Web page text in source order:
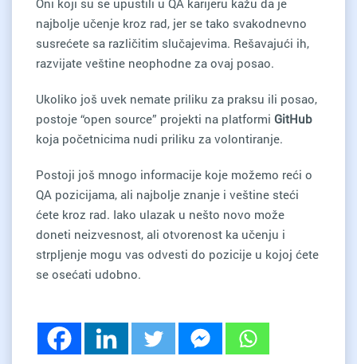
Oni koji su se upustili u QA karijeru kažu da je
najbolje učenje kroz rad, jer se tako svakodnevno
susrećete sa različitim slučajevima. Rešavajući ih,
razvijate veštine neophodne za ovaj posao.
Ukoliko još uvek nemate priliku za praksu ili posao,
postoje “open source” projekti na platformi GitHub
koja početnicima nudi priliku za volontiranje.
Postoji još mnogo informacije koje možemo reći o
QA pozicijama, ali najbolje znanje i veštine steći
ćete kroz rad. Iako ulazak u nešto novo može
doneti neizvesnost, ali otvorenost ka učenju i
strpljenje mogu vas odvesti do pozicije u kojoj ćete
se osećati udobno.